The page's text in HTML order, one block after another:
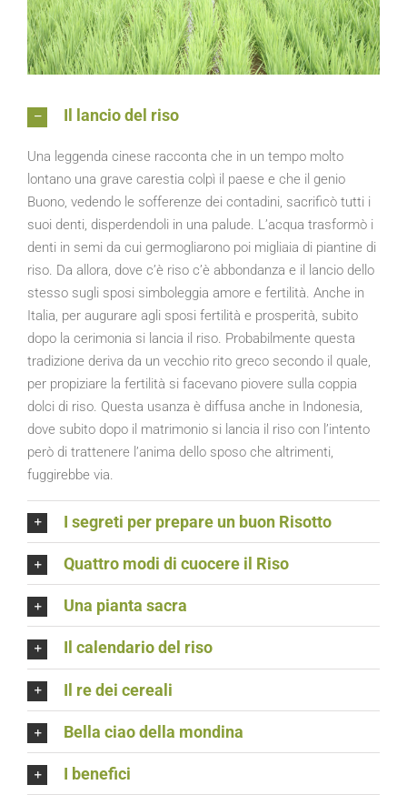
Il lancio del riso
Una leggenda cinese racconta che in un tempo molto
lontano una grave carestia colpì il paese e che il genio
Buono, vedendo le sofferenze dei contadini, sacrificò tutti i
suoi denti, disperdendoli in una palude. L’acqua trasformò i
denti in semi da cui germogliarono poi migliaia di piantine di
riso. Da allora, dove c’è riso c’è abbondanza e il lancio dello
stesso sugli sposi simboleggia amore e fertilità. Anche in
Italia, per augurare agli sposi fertilità e prosperità, subito
dopo la cerimonia si lancia il riso. Probabilmente questa
tradizione deriva da un vecchio rito greco secondo il quale,
per propiziare la fertilità si facevano piovere sulla coppia
dolci di riso. Questa usanza è diffusa anche in Indonesia,
dove subito dopo il matrimonio si lancia il riso con l’intento
però di trattenere l’anima dello sposo che altrimenti,
fuggirebbe via.
I segreti per prepare un buon Risotto
Quattro modi di cuocere il Riso
Una pianta sacra
Il calendario del riso
Il re dei cereali
Bella ciao della mondina
I benefici